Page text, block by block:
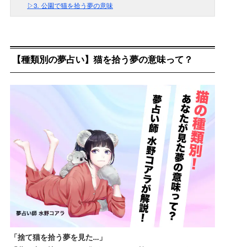
▷3. 公園で猫を拾う夢の意味
【種類別の夢占い】猫を拾う夢の意味って？
「捨て猫を拾う夢を見た...」